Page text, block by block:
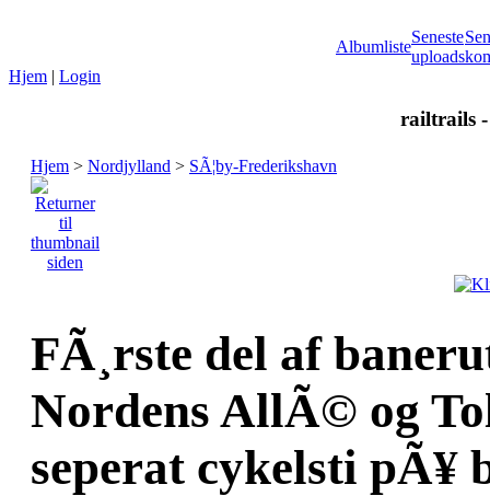
Albumliste
Seneste
uploads
Hjem | Login
railtrails
Hjem > Nordjylland > SÃ¦by-Frederikshavn
FÃ¸rste del af
Nordens AllÃ© og
seperat cykelsti pÃ¥